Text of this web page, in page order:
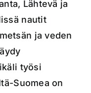
Lähtevä ja
nautit
ja veden
työsi
Suomea on